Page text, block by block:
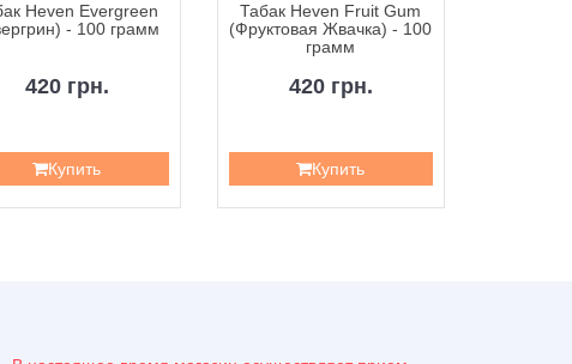
Heven Evergreen
- 100 грамм
420 грн.
Купить
Табак Heven Fruit Gum
(Фруктовая Жвачка) - 100
грамм
420 грн.
Купить